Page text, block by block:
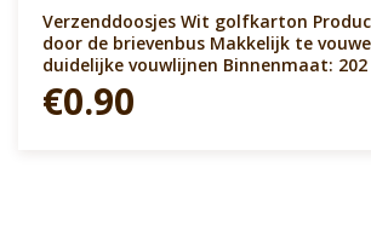
Verzenddoosjes Wit golfkarton
door de brievenbus Makkelijk te
duidelijke vouwlijnen Binnenmaat: 202
Doosje weegt leeg ca. 40 gram
Op pallets aan geleverd Korte levertijd
€0.90